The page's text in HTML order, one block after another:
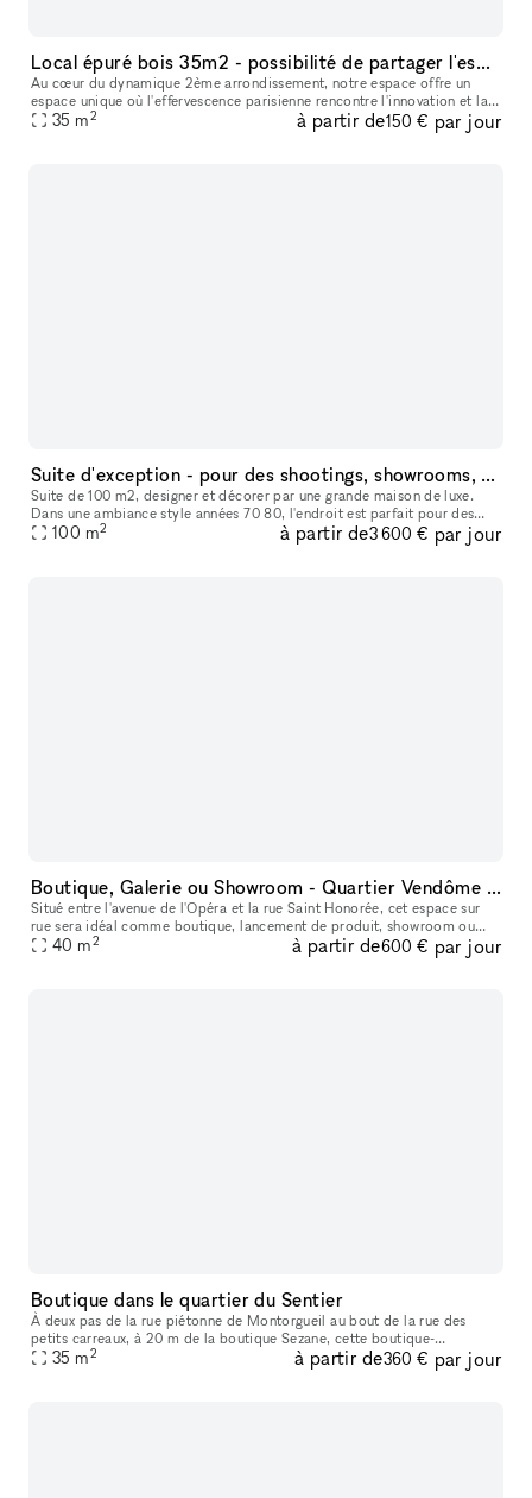
Local épuré bois 35m2 - possibilité de partager l'espace avec un autre locataire
Au cœur du dynamique 2ème arrondissement, notre espace offre un
espace unique où l'effervescence parisienne rencontre l'innovation et la
créativité. Notre concept de boutique éphémère est plus qu'un
35 m2 à partir de150 € par jour
Suite d'exception - pour des shootings, showrooms, événements et des tournages
Suite de 100 m2, designer et décorer par une grande maison de luxe.
Dans une ambiance style années 70 80, l'endroit est parfait pour des
shootings et des tournages. Avec une capacité d'accueil de 12
100 m2 à partir de3 600 € par jour
Boutique, Galerie ou Showroom - Quartier Vendôme - Saint Honoré
Situé entre l'avenue de l'Opéra et la rue Saint Honorée, cet espace sur
rue sera idéal comme boutique, lancement de produit, showroom ou
galerie d'art. Le large trottoir devant la vitrine permet de
40 m2 à partir de600 € par jour
Boutique dans le quartier du Sentier
À deux pas de la rue piétonne de Montorgueil au bout de la rue des
petits carreaux, à 20 m de la boutique Sezane, cette boutique-
showroom est idéalement situé entre les grand boulevards et châtelet
35 m2 à partir de360 € par jour